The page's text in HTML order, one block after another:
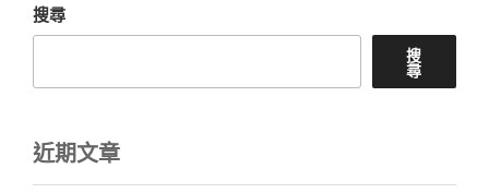
搜尋
搜
尋
近期文章